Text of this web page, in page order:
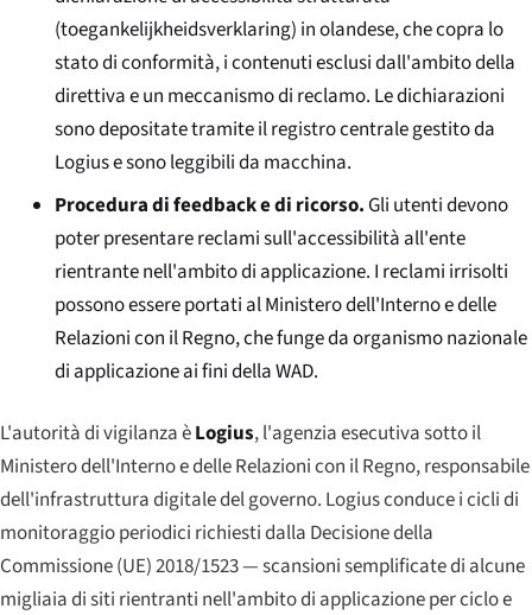
(toegankelijkheidsverklaring) in olandese, che copra lo
stato di conformità, i contenuti esclusi dall'ambito della
direttiva e un meccanismo di reclamo. Le dichiarazioni
sono depositate tramite il registro centrale gestito da
Logius e sono leggibili da macchina.
Procedura di feedback e di ricorso.Gli utenti devono
poter presentare reclami sull'accessibilità all'ente
rientrante nell'ambito di applicazione. I reclami irrisolti
possono essere portati al Ministero dell'Interno e delle
Relazioni con il Regno, che funge da organismo nazionale
di applicazione ai fini della WAD.
L'autorità di vigilanza èLogius, l'agenzia esecutiva sotto il
Ministero dell'Interno e delle Relazioni con il Regno, responsabile
dell'infrastruttura digitale del governo. Logius conduce i cicli di
monitoraggio periodici richiesti dalla Decisione della
Commissione (UE) 2018/1523 — scansioni semplificate di alcune
migliaia di siti rientranti nell'ambito di applicazione per ciclo e